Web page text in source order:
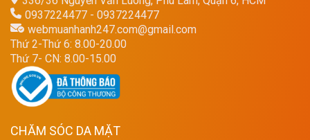
0937224477 - 0937224477
webmuanhanh247.com@gmail.com
Thứ 2-Thứ 6: 8.00-20.00
Thứ 7- CN: 8.00-15.00
CHĂM SÓC DA MẶT